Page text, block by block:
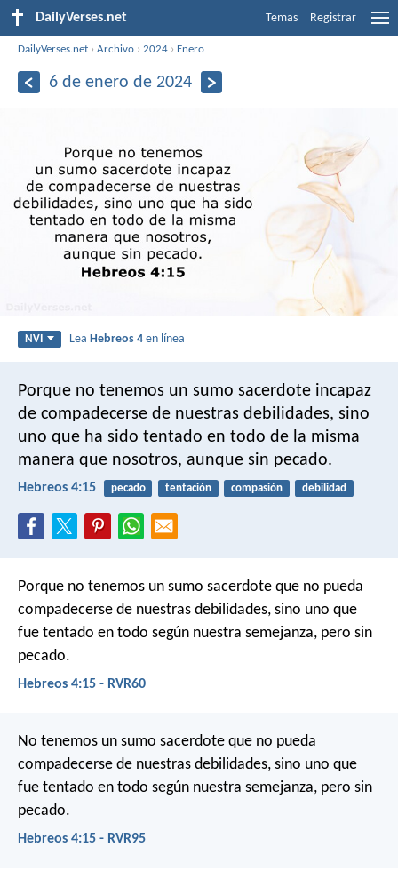
DailyVerses.net Temas Registrar
DailyVerses.net ›Archivo ›2024 › Enero
6 de enero de 2024
NVI LeaHebreos 4 en línea
Porque no tenemos un sumo sacerdote incapaz
de compadecerse de nuestras debilidades, sino
uno que ha sido tentado en todo de la misma
manera que nosotros, aunque sin pecado.
Hebreos 4:15 pecado tentación compasión debilidad
Porque no tenemos un sumo sacerdote que no pueda
compadecerse de nuestras debilidades, sino uno que
fue tentado en todo según nuestra semejanza, pero sin
pecado.
Hebreos 4:15 - RVR60
No tenemos un sumo sacerdote que no pueda
compadecerse de nuestras debilidades, sino uno que
fue tentado en todo según nuestra semejanza, pero sin
pecado.
Hebreos 4:15 - RVR95